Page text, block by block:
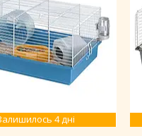
4 дні